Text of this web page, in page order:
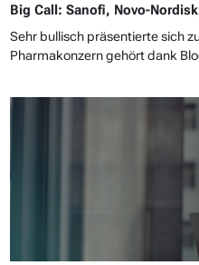
Big Call: Sanofi, Novo-
Sehr bullisch präsentierte sich
Pharmakonzern gehört dank